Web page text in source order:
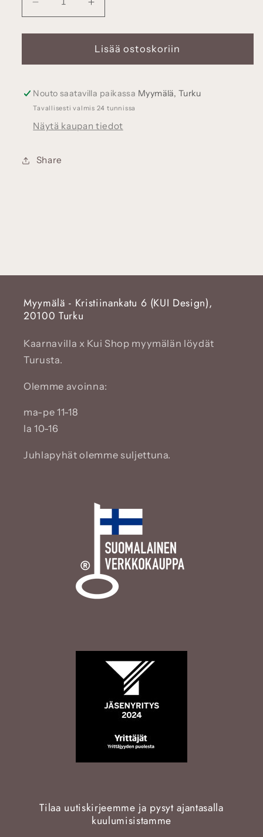
Vähennä
tuotteen
Kehä-
eri
määrää
Lisää
tuotteen
Kehä-
kaulakoru,
eri
määrää
Lisää ostoskoriin
Nouto saatavilla paikassa Myymälä, Turku
Tavallisesti valmis 24 tunnissa
Näytä kaupan tiedot
Share
Myymälä - Kristiinankatu 6 (KUI Design),
20100 Turku
Kaarnavilla x Kui Shop myymälän löydät
Turusta.
Olemme avoinna:
ma-pe 11-18
la 10-16
Juhlapyhät olemme suljettuna.
Tilaa uutiskirjeemme ja pysyt ajantasalla
kuulumisistamme